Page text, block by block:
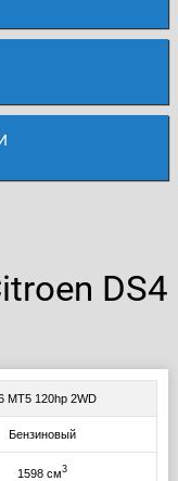
DS4
MT5 120hp 2WD
Бензиновый
1598 см3